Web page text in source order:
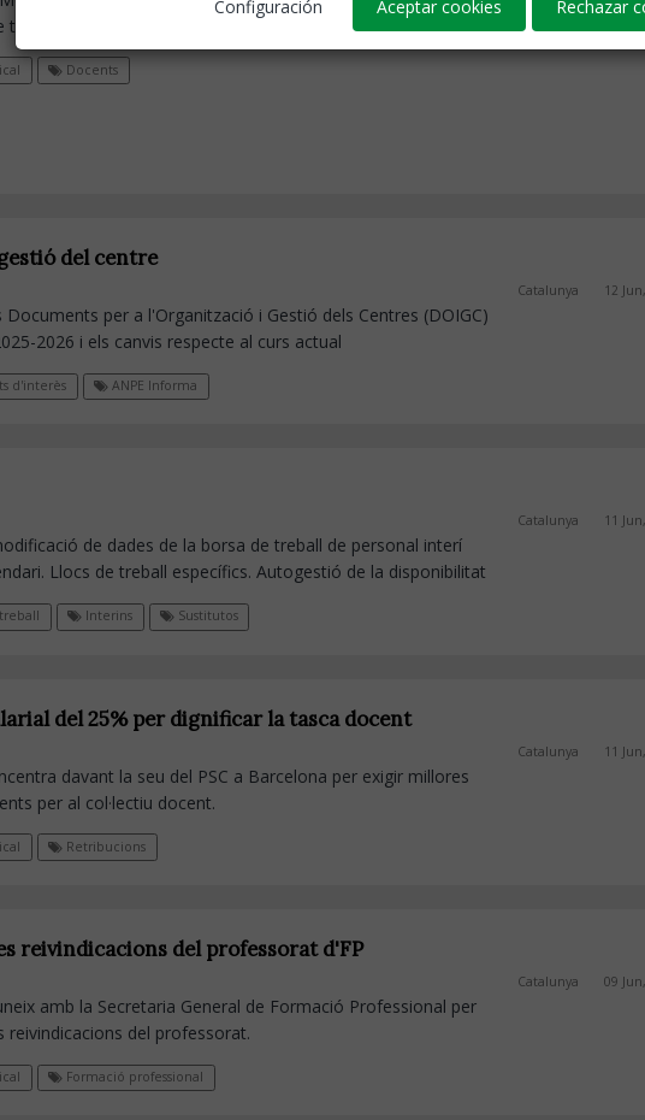
tenir lloc ahir dimarts.
Docents
del centre
Catalunya 12
Documents per a l'Organització i Gestió dels Centres (DOIGC)
2026 i els canvis respecte al curs actual
d'interès ANPE Informa
Catalunya 11
de dades de la borsa de treball de personal interí
Llocs de treball específics. Autogestió de la disponibilitat
Interins Sustitutos
del 25% per dignificar la tasca docent
Catalunya 11
davant la seu del PSC a Barcelona per exigir millores
per al col·lectiu docent.
Retribucions
reivindicacions del professorat d'FP
Catalunya 09
amb la Secretaria General de Formació Professional per
reivindicacions del professorat.
Formació professional
Configuración Aceptar cookies Rechazar